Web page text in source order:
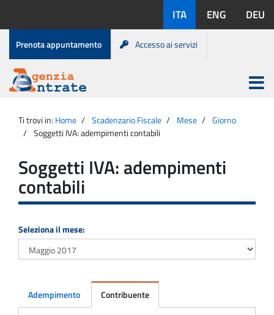
contenuto
disponibili:
ITA ENG DEU
Menu
di
servizio
Prenota appuntamento Accesso ai servizi
Agenzia
Entrate
Apri
menu
principale
Ti trovi in: Home Scadenzario Fiscale Mese
Giorno
Soggetti IVA: adempimenti contabili
Soggetti IVA: adempimenti
contabili
Seleziona il mese:
Adempimento Contribuente